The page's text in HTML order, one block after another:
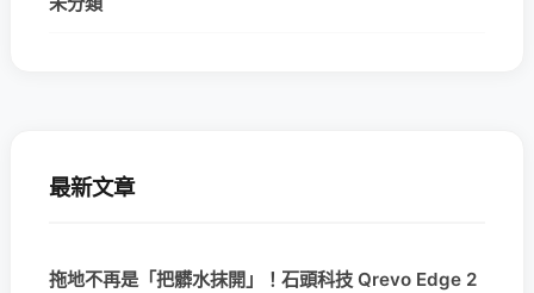
最新文章
拖地不再是「把髒水抹開」！石頭科技 Qrevo Edge 2